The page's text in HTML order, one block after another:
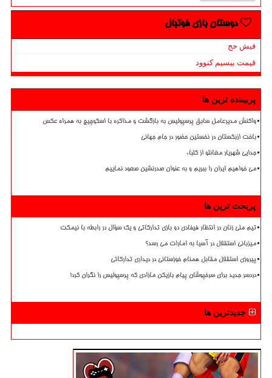
دوستان بازی فوتبال
فیش حج
قیمت بیسیم کنوود
پربیننده ترین ها
واکنش مدیرعامل سابق پرسپولیس به بازگشت و مذاکره با اسکوچیچ به همراه عکس
باخت ازبکستان در نخستین حضور در جام جهانی
جدایی شهریار مغانلو از کلباء
می خواهیم ایران را ببریم و به عنوان صدرنشین صعود نماییم
پربحث ترین ها
تیم ملی زنان در انتظار فیفادی دو بازی تدارکاتی و یک سؤال در رابطه با نیمکت
میزبانی استقلال در آسیا به امارات می رسد؟
پیروزی استقلال مقابل همنام خوزستانی در دیداری تدارکاتی
دردسر جدید برای سرخپوشان پیام بازیکن مازادی که پرسپولیس را نگران کرد!
جدیدترین ها